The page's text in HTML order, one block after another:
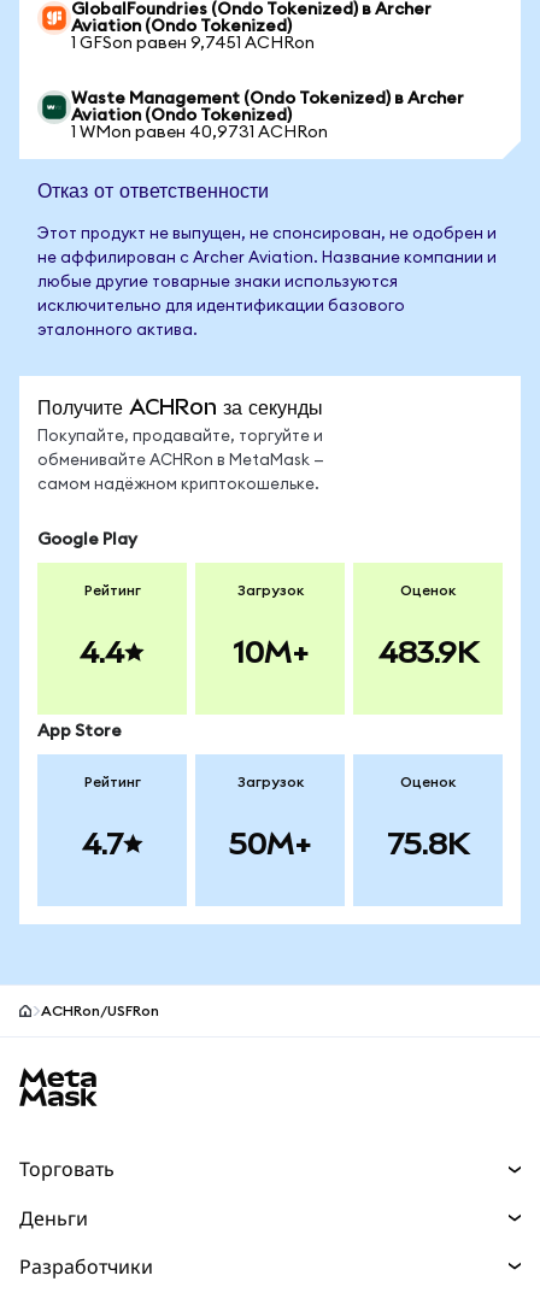
GlobalFoundries (Ondo Tokenized) в Archer
Aviation (Ondo Tokenized)
1 GFSon равен 9,7451 ACHRon
Waste Management (Ondo Tokenized) в Archer
Aviation (Ondo Tokenized)
1 WMon равен 40,9731 ACHRon
Отказ от ответственности
Этот продукт не выпущен, не спонсирован, не одобрен и
не аффилирован с Archer Aviation. Название компании и
любые другие товарные знаки используются
исключительно для идентификации базового
эталонного актива.
Получите ACHRon за секунды
Покупайте, продавайте, торгуйте и
обменивайте ACHRon в MetaMask —
самом надёжном криптокошельке.
Google Play
Рейтинг
4.4
Загрузок
10M+
Оценок
483.9K
App Store
Рейтинг
4.7
Загрузок
50M+
Оценок
75.8K
ACHRon/USFRon
Торговать
Прогнозы
Деньги
Разработчики